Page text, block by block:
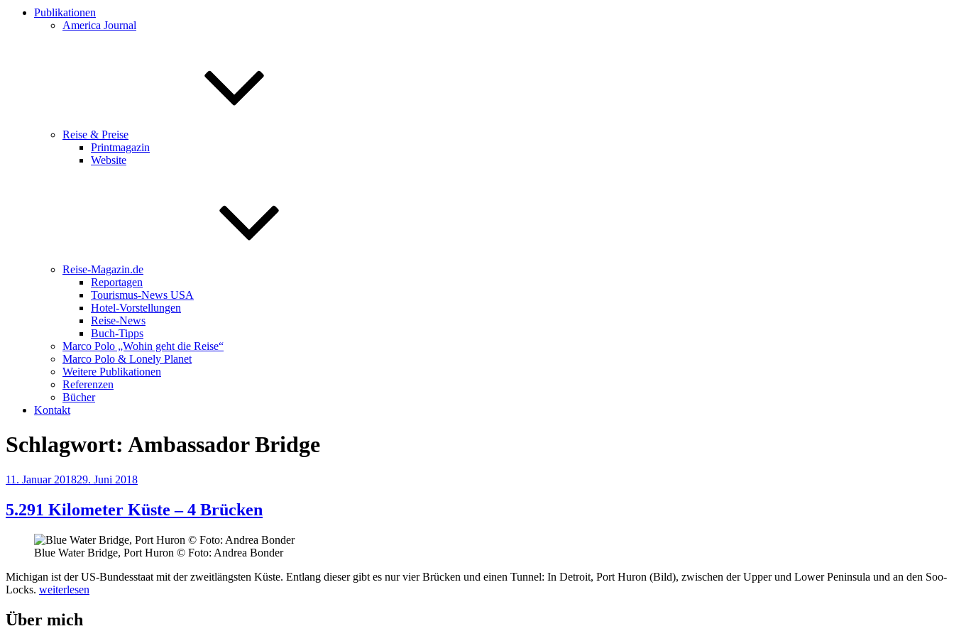
Publikationen
America Journal
Reise & Preise
Printmagazin
Website
Reise-Magazin.de
Reportagen
Tourismus-News USA
Hotel-Vorstellungen
Reise-News
Buch-Tipps
Marco Polo „Wohin geht die Reise“
Marco Polo & Lonely Planet
Weitere Publikationen
Referenzen
Bücher
Kontakt
Schlagwort: Ambassador Bridge
Veröffentlicht
11. Januar 201829. Juni 2018
5.291 Kilometer Küste – 4 Brücken
Blue Water Bridge, Port Huron © Foto: Andrea Bonder
Michigan ist der US-Bundesstaat mit der zweitlängsten Küste. Entlang dieser gibt es nur vier Brücken und einen Tunnel: In Detroit, Port Huron (Bild), zwischen der Upper und Lower Peninsula und an den Soo-
Locks. „5.291
Küste
–
weiterlesen
Über mich